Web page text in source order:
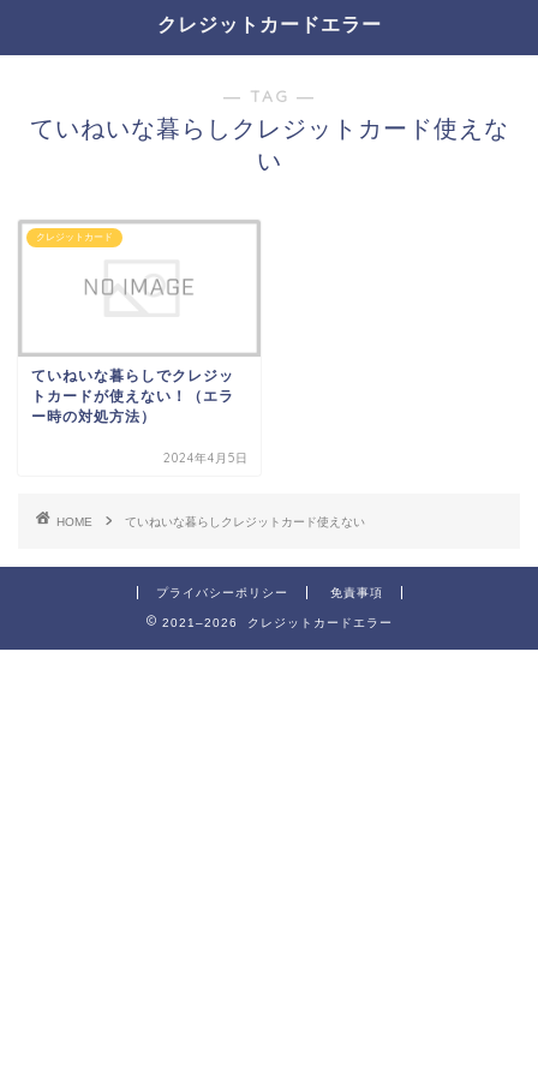
クレジットカードエラー
― TAG ―
ていねいな暮らしクレジットカード使えな
い
クレジットカード
ていねいな暮らしでクレジッ
トカードが使えない！（エラ
ー時の対処方法）
2024年4月5日
HOME ていねいな暮らしクレジットカード使えない
プライバシーポリシー 免責事項
2021–2026 クレジットカードエラー